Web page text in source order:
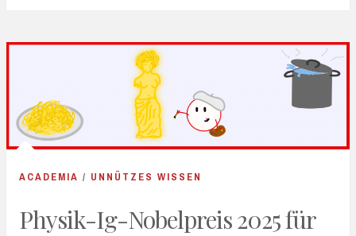
ACADEMIA / UNNÜTZES WISSEN
Physik-Ig-Nobelpreis 2025 für